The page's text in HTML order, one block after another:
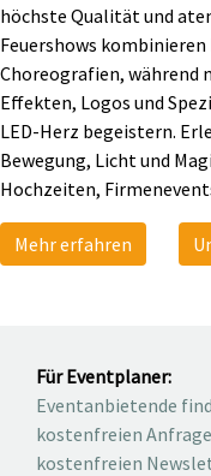
höchste Qualität und
Feuershows
Choreografien, während
Effekten, Logos und
LED-Herz begeistern.
Bewegung, Licht und
Hochzeiten,
Mehr erfahren
Für Eventplaner:
Eventanbietende
kostenfreien
kostenfreien